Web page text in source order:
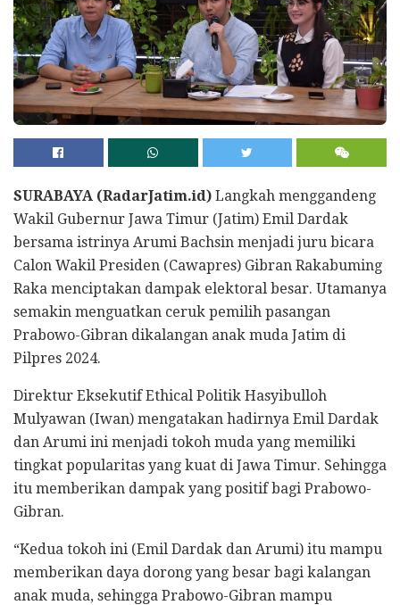
SURABAYA (RadarJatim.id) Langkah menggandeng
Wakil Gubernur Jawa Timur (Jatim) Emil Dardak
bersama istrinya Arumi Bachsin menjadi juru bicara
Calon Wakil Presiden (Cawapres) Gibran Rakabuming
Raka menciptakan dampak elektoral besar. Utamanya
semakin menguatkan ceruk pemilih pasangan
Prabowo-Gibran dikalangan anak muda Jatim di
Pilpres 2024.
Direktur Eksekutif Ethical Politik Hasyibulloh
Mulyawan (Iwan) mengatakan hadirnya Emil Dardak
dan Arumi ini menjadi tokoh muda yang memiliki
tingkat popularitas yang kuat di Jawa Timur. Sehingga
itu memberikan dampak yang positif bagi Prabowo-
Gibran.
“Kedua tokoh ini (Emil Dardak dan Arumi) itu mampu
memberikan daya dorong yang besar bagi kalangan
anak muda, sehingga Prabowo-Gibran mampu